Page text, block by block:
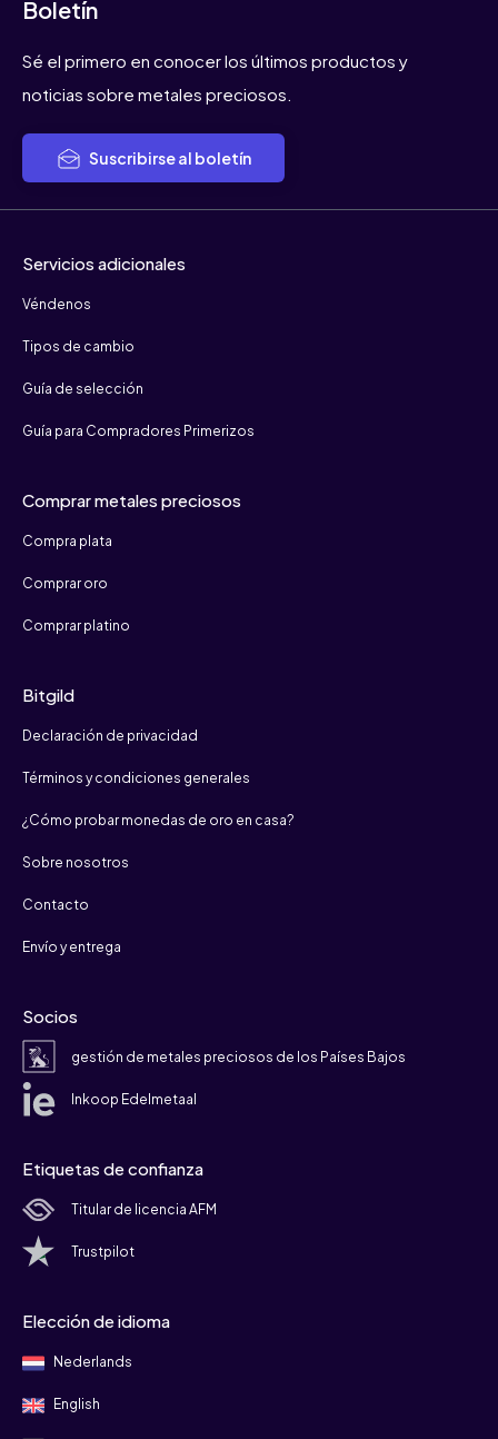
Boletín
Sé el primero en conocer los últimos productos y
noticias sobre metales preciosos.
Suscribirse al boletín
Servicios adicionales
Véndenos
Tipos de cambio
Guía de selección
Guía para Compradores Primerizos
Comprar metales preciosos
Compra plata
Comprar oro
Comprar platino
Bitgild
Declaración de privacidad
Términos y condiciones generales
¿Cómo probar monedas de oro en casa?
Sobre nosotros
Contacto
Envío y entrega
Socios
gestión de metales preciosos de los Países Bajos
Inkoop Edelmetaal
Etiquetas de confianza
Titular de licencia AFM
Trustpilot
Elección de idioma
Nederlands
English